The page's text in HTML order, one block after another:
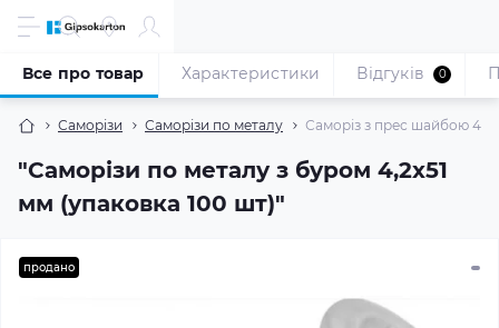
Саморізи Саморізи по металу Саморіз з прес шайбою
"Саморізи по металу з буром 4,2x51
мм (упаковка 100 шт)"
Все про товар Характеристики Відгуків 0
продано